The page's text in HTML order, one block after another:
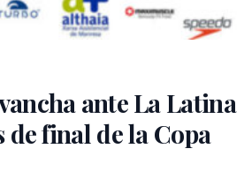
ante La Latina
de final de la Copa